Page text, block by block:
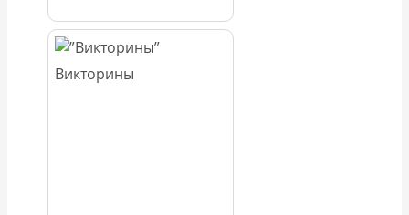
Викторины